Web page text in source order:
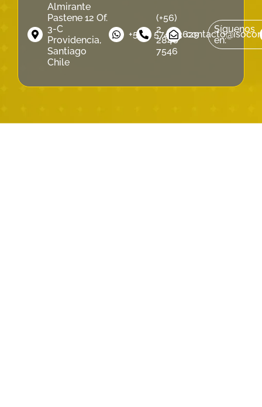
Almirante
Pastene 12 Of.
3-C
Providencia,
Santiago
Chile
‪+56 9 5740 3629‬
(+56)
2
2846
7546
Síguenos
en: